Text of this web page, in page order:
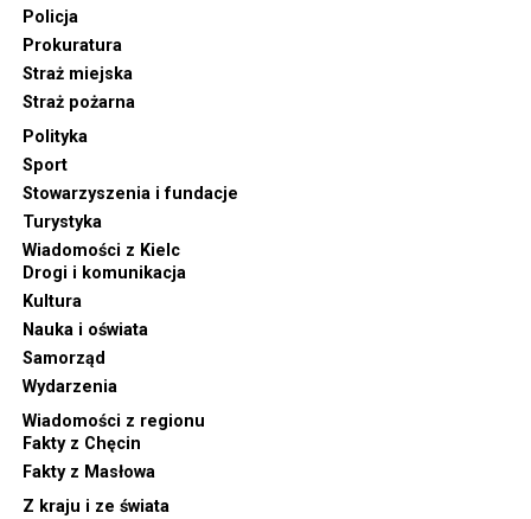
Policja
Prokuratura
Straż miejska
Straż pożarna
Polityka
Sport
Stowarzyszenia i fundacje
Turystyka
Wiadomości z Kielc
Drogi i komunikacja
Kultura
Nauka i oświata
Samorząd
Wydarzenia
Wiadomości z regionu
Fakty z Chęcin
Fakty z Masłowa
Z kraju i ze świata